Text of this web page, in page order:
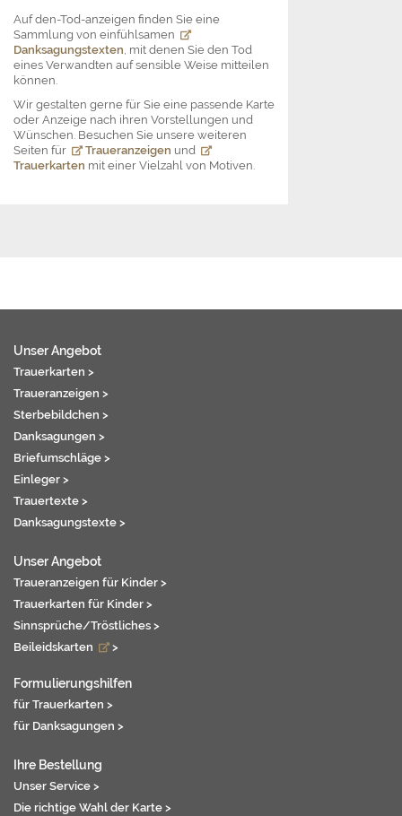
Auf den-Tod-anzeigen finden Sie eine
Sammlung von einfühlsamen
Danksagungstexten, mit denen Sie den Tod
eines Verwandten auf sensible Weise mitteilen
können.
Wir gestalten gerne für Sie eine passende Karte
oder Anzeige nach ihren Vorstellungen und
Wünschen. Besuchen Sie unsere weiteren
Seiten für
Traueranzeigen und
Trauerkarten mit einer Vielzahl von Motiven.
Unser Angebot
Trauerkarten >
Traueranzeigen >
Sterbebildchen >
Danksagungen >
Briefumschläge >
Einleger >
Trauertexte >
Danksagungstexte >
Unser Angebot
Traueranzeigen für Kinder >
Trauerkarten für Kinder >
Sinnsprüche/Tröstliches >
Beileidskarten
>
Formulierungshilfen
für Trauerkarten >
für Danksagungen >
Ihre Bestellung
Unser Service >
Die richtige Wahl der Karte >